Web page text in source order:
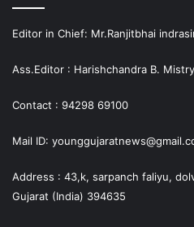
Editor in Chief: Mr.Ranjitbhai
Ass.Editor : Harishchandra B. Mistry
Contact : 94298 69100
Mail ID:
Address : 43,k, sarpanch faliyu,
Gujarat (India) 394635